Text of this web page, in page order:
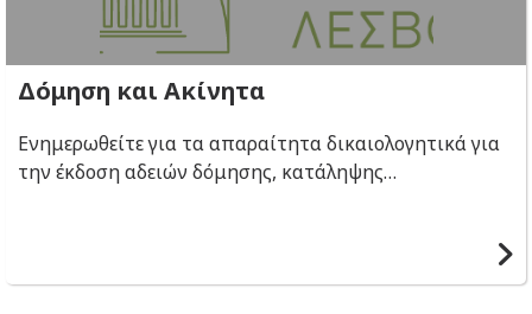
Δόμηση και Ακίνητα
Ενημερωθείτε για τα απαραίτητα δικαιολογητικά για
την έκδοση αδειών δόμησης, κατάληψης